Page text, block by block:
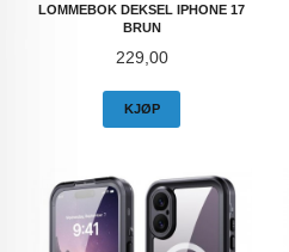
LOMMEBOK DEKSEL IPHONE 17
BRUN
Pris
229,00
KJØP